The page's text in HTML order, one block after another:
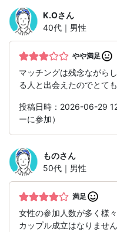
K.Oさん
40代｜男性
やや満足
マッチングは残念ながら
る人と出会えたのでとて
投稿日時：2026-06-29
ーに参加）
ものさん
50代｜男性
満足
女性の参加人数が多く様
カップル成立はなりませ